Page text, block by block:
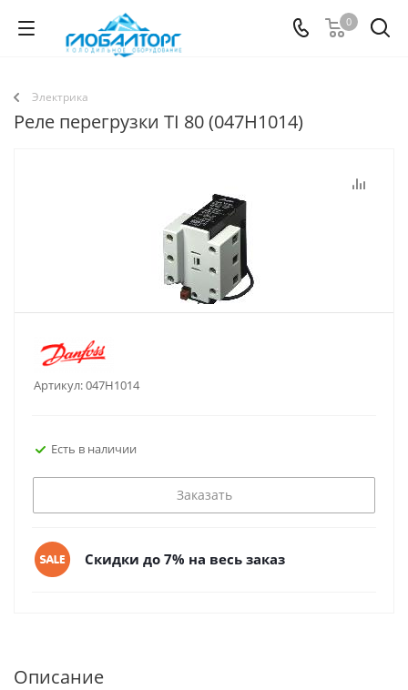
0
Электрика
Реле перегрузки TI 80 (047H1014)
Артикул:047H1014
Есть в наличии
Заказать
Скидки до 7% на весь заказ
Описание